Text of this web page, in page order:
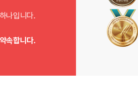
나입니다.
속합니다.